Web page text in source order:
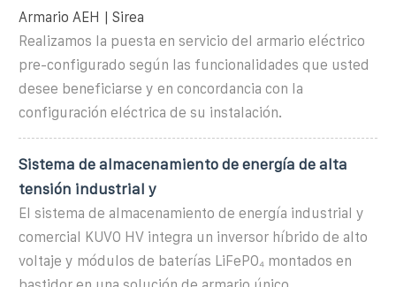
Armario AEH | Sirea
Realizamos la puesta en servicio del armario eléctrico
pre-configurado según las funcionalidades que usted
desee beneficiarse y en concordancia con la
configuración eléctrica de su instalación.
Sistema de almacenamiento de energía de alta
tensión industrial y
El sistema de almacenamiento de energía industrial y
comercial KUVO HV integra un inversor híbrido de alto
voltaje y módulos de baterías LiFePO₄ montados en